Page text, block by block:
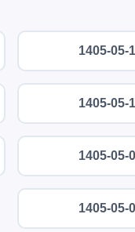
1405-05-
1405-05-
1405-05-
1405-05-